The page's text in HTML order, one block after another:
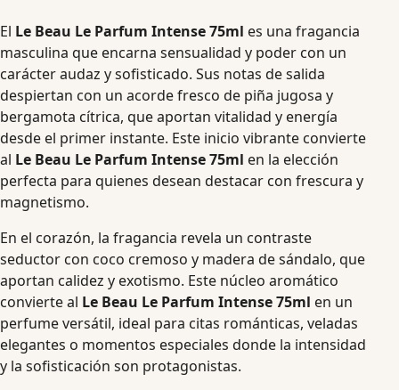
El Le Beau Le Parfum Intense 75ml es una fragancia
masculina que encarna sensualidad y poder con un
carácter audaz y sofisticado. Sus notas de salida
despiertan con un acorde fresco de piña jugosa y
bergamota cítrica, que aportan vitalidad y energía
desde el primer instante. Este inicio vibrante convierte
al Le Beau Le Parfum Intense 75ml en la elección
perfecta para quienes desean destacar con frescura y
magnetismo.
En el corazón, la fragancia revela un contraste
seductor con coco cremoso y madera de sándalo, que
aportan calidez y exotismo. Este núcleo aromático
convierte al Le Beau Le Parfum Intense 75ml en un
perfume versátil, ideal para citas románticas, veladas
elegantes o momentos especiales donde la intensidad
y la sofisticación son protagonistas.